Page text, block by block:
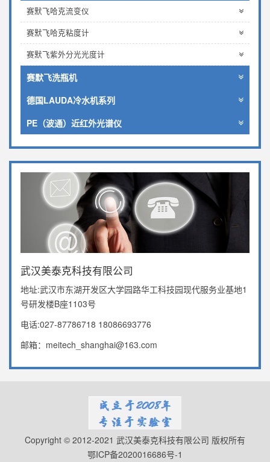
赛默飞哈克流变仪
赛默飞哈克粘度计
赛默飞紫外分光光度计
赛默飞洗瓶机
德国LAUDA冷水机系列
PE（波通）近红外光谱仪
武汉美泰克科技有限公司
地址:武汉市东湖开发区大学园路华工科技园现代服务业基地1
号研发楼B座1103号
电话:027-87786718 18086693776
邮箱：meitech_shanghai@163.com
Copyright © 2012-2021 武汉美泰克科技有限公司 版权所有
鄂ICP备2020016686号-1